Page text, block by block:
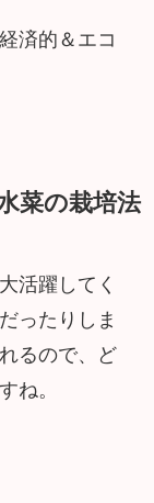
済的＆エコ
菜の栽培法
活躍してく
ったりしま
るので、ど
ね。